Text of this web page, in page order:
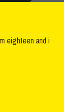
eighteen and i